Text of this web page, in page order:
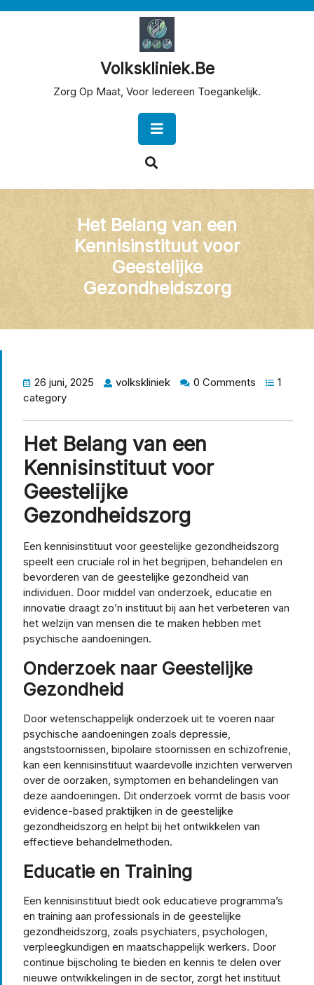
Volkskliniek.be
Zorg Op Maat, Voor Iedereen Toegankelijk.
Button
Het Belang van een
Kennisinstituut voor
Geestelijke
Gezondheidszorg
26 juni, 2025 volkskliniek 0 Comments
1
category
Het Belang van een
Kennisinstituut voor
Geestelijke
Gezondheidszorg
Een kennisinstituut voor geestelijke gezondheidszorg
speelt een cruciale rol in het begrijpen, behandelen en
bevorderen van de geestelijke gezondheid van
individuen. Door middel van onderzoek, educatie en
innovatie draagt zo’n instituut bij aan het verbeteren van
het welzijn van mensen die te maken hebben met
psychische aandoeningen.
Onderzoek naar Geestelijke
Gezondheid
Door wetenschappelijk onderzoek uit te voeren naar
psychische aandoeningen zoals depressie,
angststoornissen, bipolaire stoornissen en schizofrenie,
kan een kennisinstituut waardevolle inzichten verwerven
over de oorzaken, symptomen en behandelingen van
deze aandoeningen. Dit onderzoek vormt de basis voor
evidence-based praktijken in de geestelijke
gezondheidszorg en helpt bij het ontwikkelen van
effectieve behandelmethoden.
Educatie en Training
Een kennisinstituut biedt ook educatieve programma’s
en training aan professionals in de geestelijke
gezondheidszorg, zoals psychiaters, psychologen,
verpleegkundigen en maatschappelijk werkers. Door
continue bijscholing te bieden en kennis te delen over
nieuwe ontwikkelingen in de sector, zorgt het instituut